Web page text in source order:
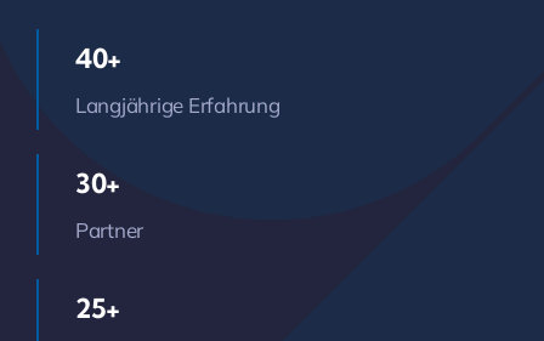
40+
Langjährige Erfahrung
30+
Partner
25+